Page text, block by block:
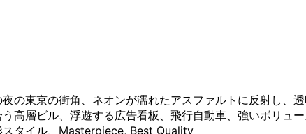
の東京の街角、ネオンが濡れたアスファルトに反射し
高層ビル、浮遊する広告看板、飛行自動車、強いボリュ
スタイル、Masterpiece, Best Quality